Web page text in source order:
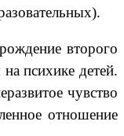
второго
психике детей.
чувство
отношение